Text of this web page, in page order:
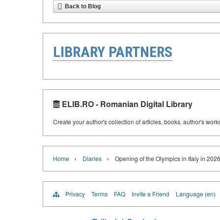
Back to Blog
LIBRARY PARTNERS
ELIB.RO - Romanian Digital Library
Create your author's collection of articles, books, author's
Home › Diaries › Opening of the Olympics in Italy in
Privacy Terms FAQ Invite a Friend Language (en)